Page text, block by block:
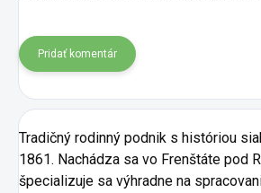
Pridať komentár
Tradičný rodinný podnik s históriou
1861. Nachádza sa vo Frenštáte pod
špecializuje sa výhradne na